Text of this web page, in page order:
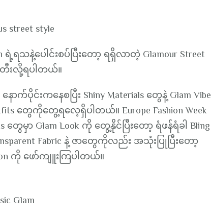
street style
ရဲ့ရသနဲ့ပေါင်းစပ်ပြီးတော့ ရရှိလာတဲ့ Glamour Street
တီးလို့ရပါတယ်။
က်ပိုင်းကနေစပြီး Shiny Materials တွေနဲ့ Glam Vibe
တွေကိုတွေ့ရလေ့ရှိပါတယ်။ Europe Fashion Week
မှာ Glam Look ကို တွေ့နိုင်ပြီးတော့ ရံဖန်ရံခါ Bling
Fabric နဲ့ ဇာတွေကိုလည်း အသုံးပြုပြီးတော့
ကို ဖော်ကျူးကြပါတယ်။
Glam